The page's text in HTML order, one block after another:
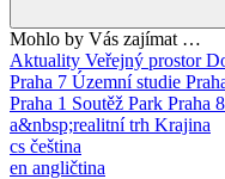
Mohlo by Vás zajímat …
Aktuality Veřejný prostor
Praha 7 Územní studie
Praha 1 Soutěž Park Praha 8
a&nbsp;realitní trh Krajina
cs čeština
en angličtina